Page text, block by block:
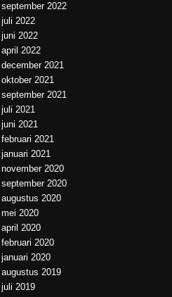
september 2022
juli 2022
juni 2022
april 2022
december 2021
oktober 2021
september 2021
juli 2021
juni 2021
februari 2021
januari 2021
november 2020
september 2020
augustus 2020
mei 2020
april 2020
februari 2020
januari 2020
augustus 2019
juli 2019